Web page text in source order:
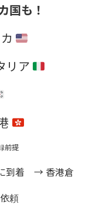
国も！
リア
前提
到着 → 香港倉
頼